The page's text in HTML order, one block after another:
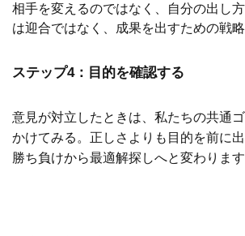
相手を変えるのではなく、自分の出し
は迎合ではなく、成果を出すための戦略
ステップ4：目的を確認する
意見が対立したときは、私たちの共通
かけてみる。正しさよりも目的を前に
勝ち負けから最適解探しへと変わります